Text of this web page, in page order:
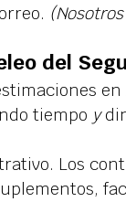
del
tiempo y
Los